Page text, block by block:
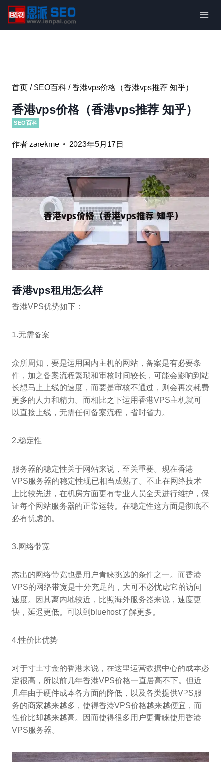
内
首页 / SEO百科 / 香港vps价格（香港vps推荐 知乎）
香港vps价格（香港vps推荐 知乎）
SEO百科
作者zarekme 2023年5月17日
香港vps租用怎么样
香港VPS优势如下：
1.无需备案
众所周知，要是运用国内主机的网站，备案是有必要条
件，加之备案流程繁琐和审核时间较长，可能会影响到站
长想马上上线的速度，而要是审核不通过，则会再次耗费
更多的人力和精力。而相比之下运用香港VPS主机就可
以直接上线，无需任何备案流程，省时省力。
2.稳定性
服务器的稳定性关于网站来说，至关重要。现在香港
VPS服务器的稳定性现已相当成熟了。不止在网络技术
上比较先进，在机房方面更有专业人员全天进行维护，保
证每个网站服务器的正常运转。在稳定性这方面是彻底不
必有忧虑的。
3.网络带宽
杰出的网络带宽也是用户青睐挑选的条件之一。而香港
VPS的网络带宽是十分充足的，大可不必忧虑它的访问
速度。因其离内地较近，比照海外服务器来说，速度更
快，延迟更低。可以到bluehost了解更多。
4.性价比优势
对于寸土寸金的香港来说，在这里运营数据中心的成本必
定很高，所以前几年香港VPS价格一直居高不下。但近
几年由于硬件成本各方面的降低，以及各类提供VPS服
务的商家越来越多，使得香港VPS价格越来越便宜，而
性价比却越来越高。因而使得很多用户更青睐使用香港
VPS服务器。